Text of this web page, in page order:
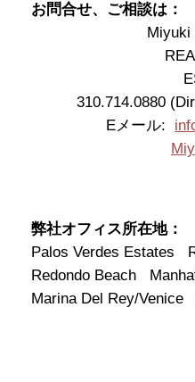
お問い合わせ
お問合せ、ご相談は：
Miyuki
310.714.0880
Eメール:
弊社オフィス所在地：
Palos Verdes Estates
Redondo Beach
Marina Del Rey/